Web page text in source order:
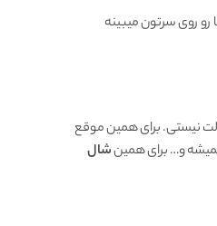
رو روی سرتون میبینه
نیستی. برای همین موقع
و… برای همینشال